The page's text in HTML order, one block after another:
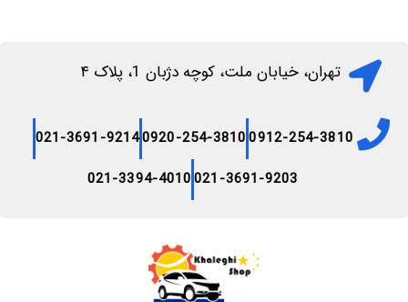
تهران، خیابان ملت، کوچه دژبان 1، پلاک ۴
0912-254-3810
0920-254-3810
021-3691-9214
021-3691-9203
021-3394-4010